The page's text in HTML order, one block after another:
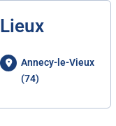
Lieux
Annecy-le-Vieux
(74)